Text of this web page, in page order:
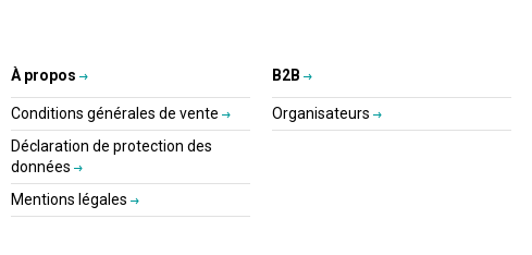
À propos
Conditions générales de vente
Déclaration de protection des
données
Mentions légales
B2B
Organisateurs